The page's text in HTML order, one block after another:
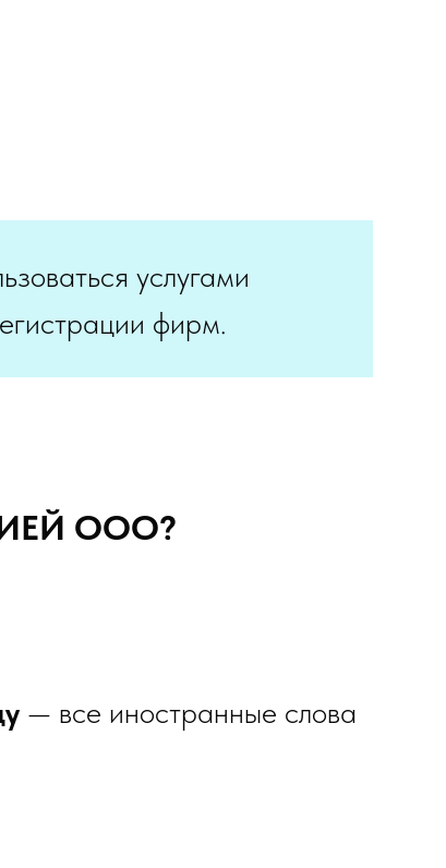
услугами
фирм.
ООО?
— все иностранные слова